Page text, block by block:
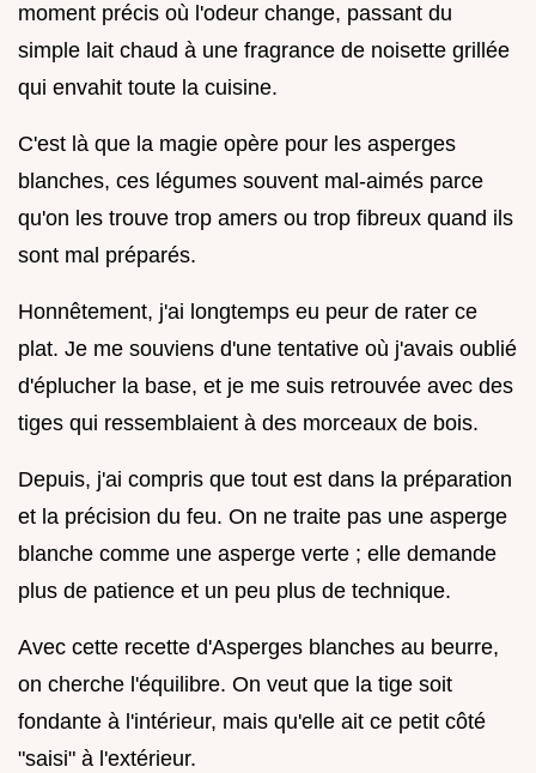
moment précis où l'odeur change, passant du
simple lait chaud à une fragrance de noisette grillée
qui envahit toute la cuisine.
C'est là que la magie opère pour les asperges
blanches, ces légumes souvent mal-aimés parce
qu'on les trouve trop amers ou trop fibreux quand ils
sont mal préparés.
Honnêtement, j'ai longtemps eu peur de rater ce
plat. Je me souviens d'une tentative où j'avais oublié
d'éplucher la base, et je me suis retrouvée avec des
tiges qui ressemblaient à des morceaux de bois.
Depuis, j'ai compris que tout est dans la préparation
et la précision du feu. On ne traite pas une asperge
blanche comme une asperge verte ; elle demande
plus de patience et un peu plus de technique.
Avec cette recette d'Asperges blanches au beurre,
on cherche l'équilibre. On veut que la tige soit
fondante à l'intérieur, mais qu'elle ait ce petit côté
"saisi" à l'extérieur.